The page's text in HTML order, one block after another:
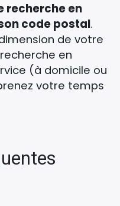
recherche en
code postal.
de votre
en
(à domicile ou
votre temps